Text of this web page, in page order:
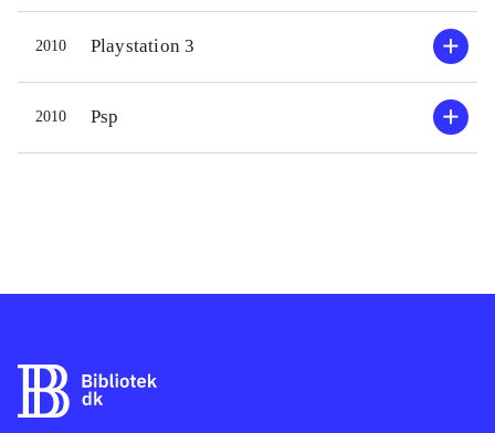
det om at komme først i mål ved
hjælp af våbnene og dine
køreegenskaber. Bilspillet er kun en
lille del af MNR og vil for nogle
du vise frem eller dele online.
styringen er okay, men hver gang du
skal noget nyt, så er der lange
2010 Playstation 3
2010 Psp